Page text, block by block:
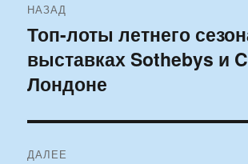
по
записям
НАЗАД
Предыдущая
запись:
Топ-лоты летнего
выставках Sothebys и
Лондоне
ДАЛЕЕ